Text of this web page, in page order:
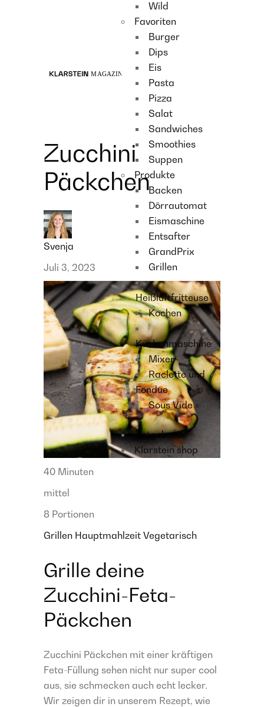
Wild
Favoriten
Burger
Dips
Eis
Pasta
Pizza
Salat
Sandwiches
Smoothies
Suppen
Produkte
Backen
Dörrautomat
Eismaschine
Entsafter
GrandPrix
Grillen
Heißluftfritteuse
Kochen
Küchenmaschine
Mixer
Raclette und
Fondue
Sous Vide
Ratgeber
Klarstein shop
Zucchini
Päckchen
Svenja
Juli 3, 2023
40 Minuten
mittel
8 Portionen
Grillen Hauptmahlzeit Vegetarisch
Grille deine
Zucchini-Feta-
Päckchen
Zucchini Päckchen mit einer kräftigen
Feta-Füllung sehen nicht nur super cool
aus, sie schmecken auch echt lecker.
Wir zeigen dir in unserem Rezept, wie